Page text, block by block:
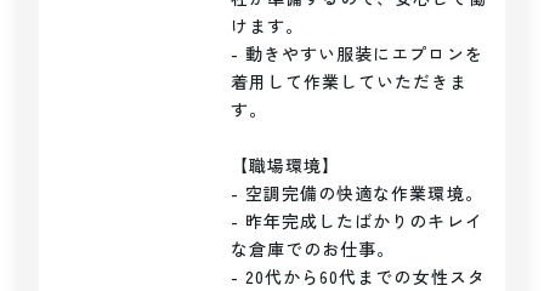
けます。
- 動きやすい服装にエプロンを
着用して作業していただきま
す。
【職場環境】
- 空調完備の快適な作業環境。
- 昨年完成したばかりのキレイ
な倉庫でのお仕事。
- 20代から60代までの女性スタ